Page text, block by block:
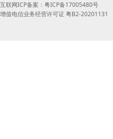
互联网ICP备案：粤ICP备17005480号
增值电信业务经营许可证 粤B2-20201131